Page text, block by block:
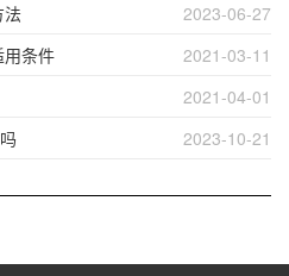
2023-06-27
法
2021-03-11
条件
2021-04-01
2023-10-21